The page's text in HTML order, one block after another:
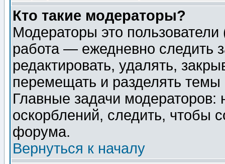
Кто такие модераторы?
Модераторы это
работа — ежедневно следить
редактировать, удалять,
перемещать и разделять
Главные задачи
оскорблений, следить, чтобы
форума.
Вернуться к началу